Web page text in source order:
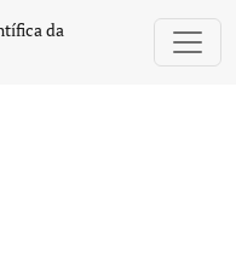
laringotraqueal em
da